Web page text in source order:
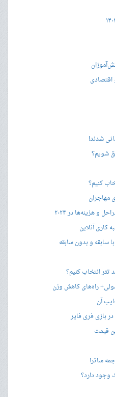
اقتصادی
شدند!
شویم؟
کنیم؟
مهاجران
و هزینه‌ها در ۲۰۲۴
و بدون سابقه
انتخاب کنیم؟
راه‌های کاهش وزن
بازی فری فایر
قیمت
ساترا
وجود دارد؟